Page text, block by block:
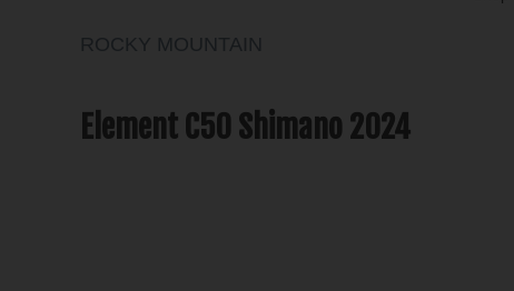
ROCKY MOUNTAIN
Element C50 Shimano 2024